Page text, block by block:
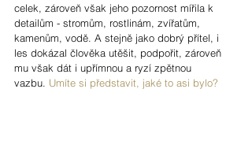
celek, zároveň však jeho pozornost mířila k
detailům - stromům, rostlinám, zvířatům,
kamenům, vodě. A stejně jako dobrý přítel, i
les dokázal člověka utěšit, podpořit, zároveň
mu však dát i upřímnou a ryzí zpětnou
vazbu. Umíte si představit, jaké to asi bylo?